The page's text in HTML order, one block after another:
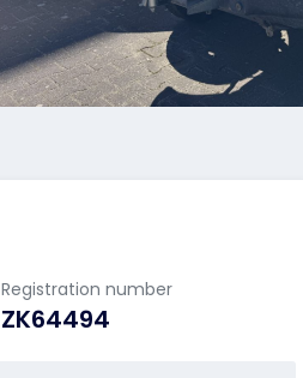
Registration number
ZK64494